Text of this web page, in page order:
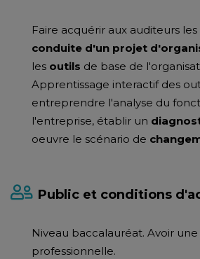
Faire acquérir aux auditeurs les
conduite d'un projet
les outils de base de
Apprentissage interactif des
entreprendre l'analyse du
l'entreprise, établir un
oeuvre le scénario de
Public et conditions
Niveau baccalauréat. Avoir
professionnelle.